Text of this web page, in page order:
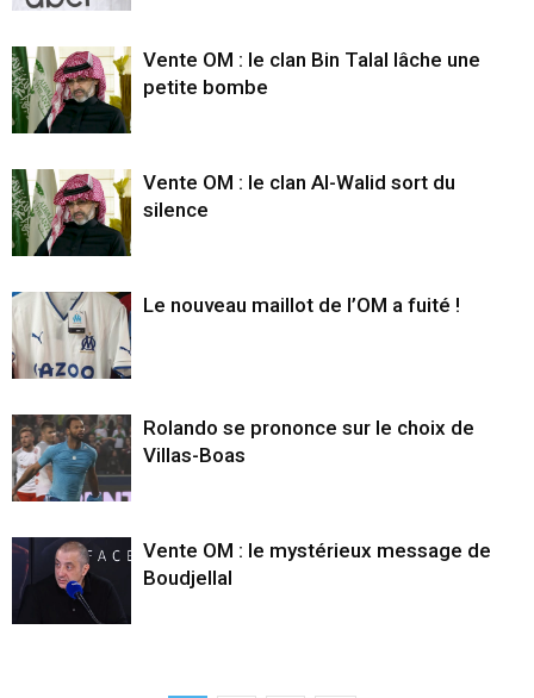
Vente OM : le clan Bin Talal lâche une
petite bombe
Vente OM : le clan Al-Walid sort du
silence
Le nouveau maillot de l’OM a fuité !
Rolando se prononce sur le choix de
Villas-Boas
Vente OM : le mystérieux message de
Boudjellal